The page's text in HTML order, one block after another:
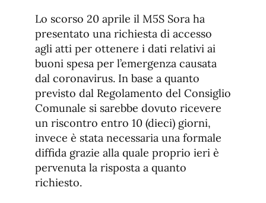
de
fuente
de
fuente.
Lo scorso 20 aprile il M5S Sora ha
presentato una richiesta di accesso
agli atti per ottenere i dati relativi ai
buoni spesa per l’emergenza causata
dal coronavirus. In base a quanto
previsto dal Regolamento del Consiglio
Comunale si sarebbe dovuto ricevere
un riscontro entro 10 (dieci) giorni,
invece è stata necessaria una formale
diffida grazie alla quale proprio ieri è
pervenuta la risposta a quanto
richiesto.